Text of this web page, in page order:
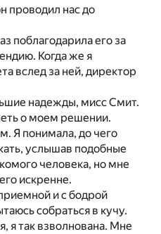
проводил нас до
поблагодарила его за
Когда же я
вслед за ней, директор
надежды, мисс Смит.
о моем решении.
Я понимала, до чего
услышав подобные
человека, но мне
искренне.
и с бодрой
собраться в кучу.
я так взволнована. Мне